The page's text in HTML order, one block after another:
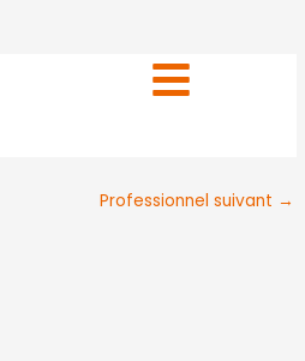
Professionnel suivant →